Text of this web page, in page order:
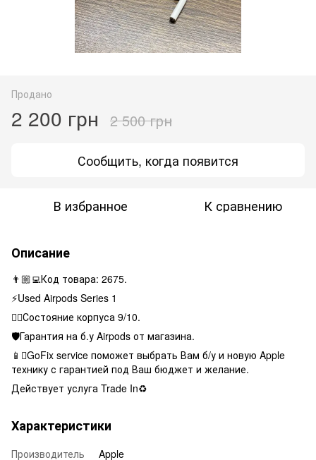
Продано
2 200 грн 2 500 грн
Сообщить, когда появится
В избранное К сравнению
Описание
👨🏼‍💻Код товара: 2675.
⚡️Used Airpods Series 1
👌🏻Состояние корпуса 9/10.
🛡Гарантия на б.у Airpods от магазина.
📱GoFix service поможет выбрать Вам б/у и новую Apple
технику с гарантией под Ваш бюджет и желание.
Действует услуга Trade In♻️
Характеристики
Производитель
Apple